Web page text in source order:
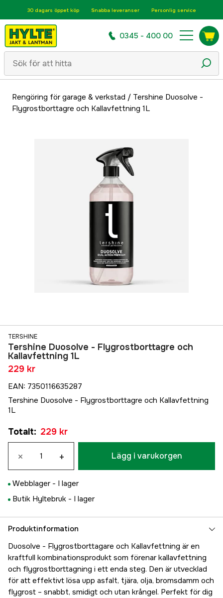
30 dagars öppet köp Snabba leveranser Personlig service
0345 - 400 00
Rengöring för garage & verkstad / Tershine Duosolve -
Flygrostborttagre och Kallavfettning 1L
TERSHINE
Tershine Duosolve - Flygrostborttagre och
Kallavfettning 1L
229 kr
EAN: 7350116635287
Tershine Duosolve - Flygrostborttagre och Kallavfettning
1L
Totalt: 229 kr
× + Lägg i varukorgen
Webblager - I lager
Butik Hyltebruk - I lager
Produktinformation
Duosolve - Flygrostborttagare och Kallavfettning är en
kraftfull kombinationsprodukt som förenar kallavfettning
och flygrostborttagning i ett enda steg. Den är utvecklad
för att effektivt lösa upp asfalt, tjära, olja, bromsdamm och
flygrost – snabbt, smidigt och utan krångel. Perfekt för dig